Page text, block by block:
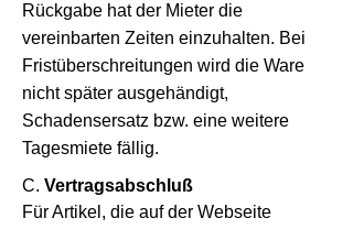
Rückgabe hat der Mieter die
vereinbarten Zeiten einzuhalten. Bei
Fristüberschreitungen wird die Ware
nicht später ausgehändigt,
Schadensersatz bzw. eine weitere
Tagesmiete fällig.
C. Vertragsabschluß
Für Artikel, die auf der Webseite